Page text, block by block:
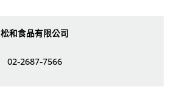
松和食品有限公司
02-2687-7566